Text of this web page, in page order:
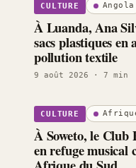
CULTURE Angola
À Luanda, Ana
sacs plastiques en
pollution textile
9 août 2026 · 7 min
CULTURE
À Soweto, le Club
en refuge musical